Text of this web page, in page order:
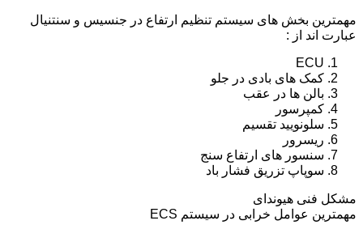
مهمترین بخش های سیستم تنظیم ارتفاع در جنسیس و سنتنیال
عبارت اند از :
ECU
کمک های بادی در جلو
بالن ها در عقب
کمپرسور
سلونویید تقسیم
ریسرور
سنسور های ارتفاع سنج
سوپاپ تزریق فشار باد
مشکل فنی هیوندای
مهمترین عوامل خرابی در سیستم ECS